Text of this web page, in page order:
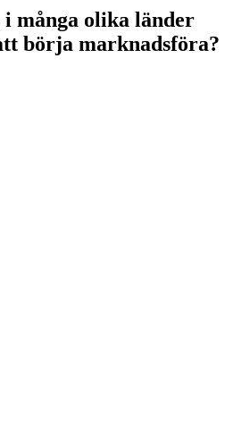
många olika länder
börja marknadsföra?